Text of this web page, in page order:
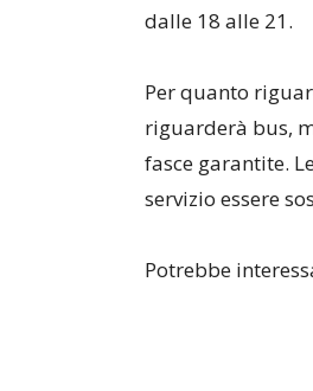
dalle 18 alle 21.
Per quanto
riguarderà bus,
fasce garantite.
servizio essere
Potrebbe